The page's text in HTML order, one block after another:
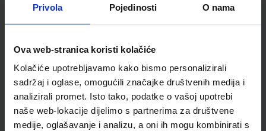
Privola Pojedinosti O nama
Ova web-stranica koristi kolačiće
Kolačiće upotrebljavamo kako bismo personalizirali
sadržaj i oglase, omogućili značajke društvenih medija i
analizirali promet. Isto tako, podatke o vašoj upotrebi
naše web-lokacije dijelimo s partnerima za društvene
medije, oglašavanje i analizu, a oni ih mogu kombinirati s